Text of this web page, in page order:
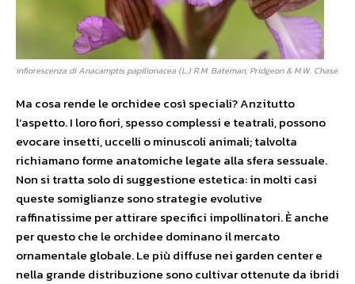
infiorescenza di Anacamptis papilionacea (L.) R.M. Bateman, Pridgeon & M.W. Chase.
Ma cosa rende le orchidee così speciali? Anzitutto
l’aspetto. I loro fiori, spesso complessi e teatrali, possono
evocare insetti, uccelli o minuscoli animali; talvolta
richiamano forme anatomiche legate alla sfera sessuale.
Non si tratta solo di suggestione estetica: in molti casi
queste somiglianze sono strategie evolutive
raffinatissime per attirare specifici impollinatori. È anche
per questo che le orchidee dominano il mercato
ornamentale globale. Le più diffuse nei garden center e
nella grande distribuzione sono cultivar ottenute da ibridi